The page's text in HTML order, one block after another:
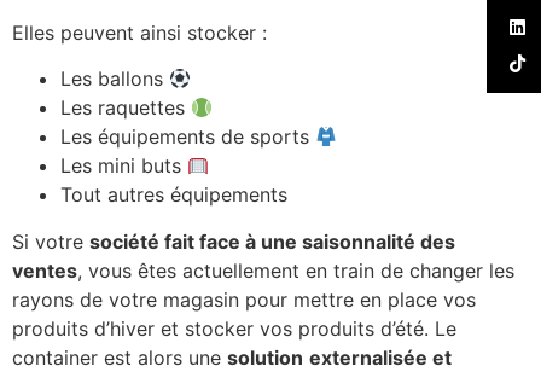
Elles peuvent ainsi stocker :
Les ballons
Les raquettes
Les équipements de sports
Les mini buts
Tout autres équipements
Si votre société fait face à une saisonnalité des
ventes, vous êtes actuellement en train de changer les
rayons de votre magasin pour mettre en place vos
produits d’hiver et stocker vos produits d’été. Le
container est alors une solution externalisée et